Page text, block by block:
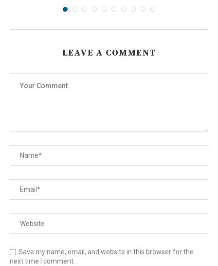
LEAVE A COMMENT
Save my name, email, and website in this browser for the
next time I comment.